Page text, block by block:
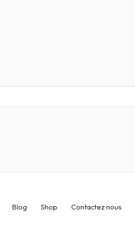
Blog Shop Contactez nous